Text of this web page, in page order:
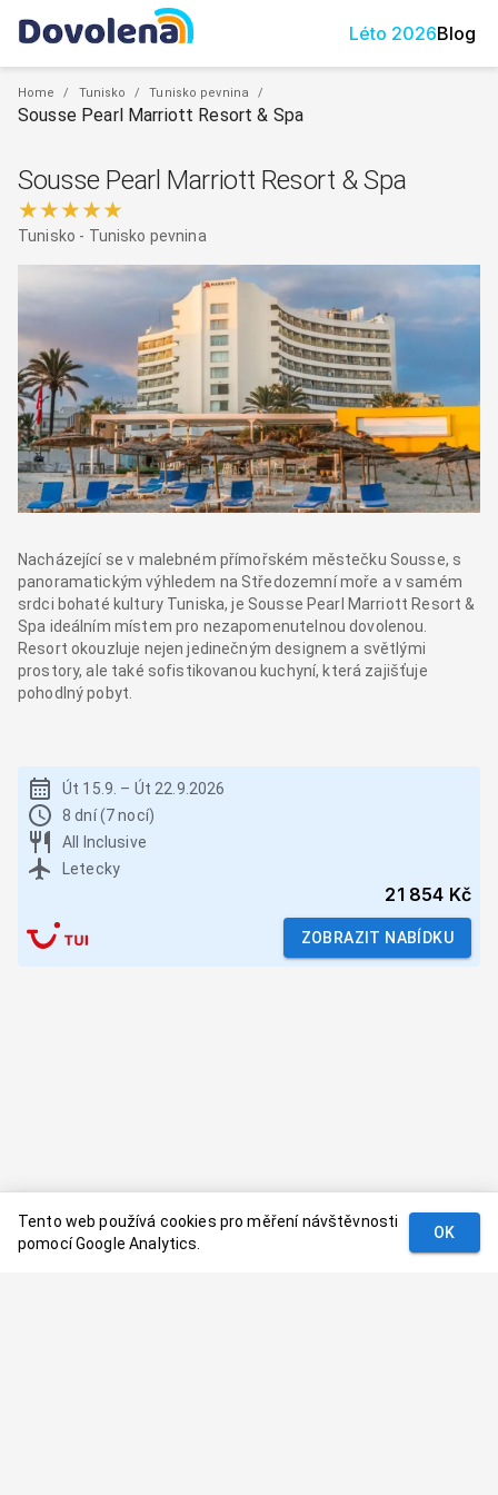
Léto 2026Blog
Home / Tunisko / Tunisko pevnina /
Sousse Pearl Marriott Resort & Spa
Sousse Pearl Marriott Resort & Spa
★★★★★
Tunisko - Tunisko pevnina
Nacházející se v malebném přímořském městečku Sousse, s
panoramatickým výhledem na Středozemní moře a v samém
srdci bohaté kultury Tuniska, je Sousse Pearl Marriott Resort &
Spa ideálním místem pro nezapomenutelnou dovolenou.
Resort okouzluje nejen jedinečným designem a světlými
prostory, ale také sofistikovanou kuchyní, která zajišťuje
pohodlný pobyt.
Út 15.9. – Út 22.9.2026
8 dní (7 nocí)
All Inclusive
Letecky
21 854 Kč
ZOBRAZIT NABÍDKU
Tento web používá cookies pro měření návštěvnosti
pomocí Google Analytics.
OK